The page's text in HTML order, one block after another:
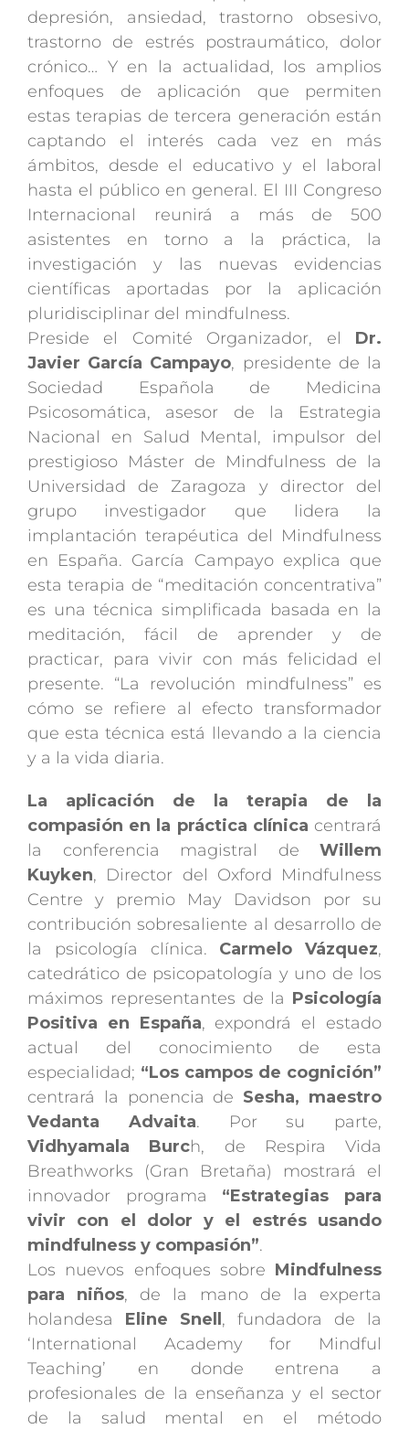
depresión, ansiedad, trastorno obsesivo,
trastorno de estrés postraumático, dolor
crónico… Y en la actualidad, los amplios
enfoques de aplicación que permiten
estas terapias de tercera generación están
captando el interés cada vez en más
ámbitos, desde el educativo y el laboral
hasta el público en general. El III Congreso
Internacional reunirá a más de 500
asistentes en torno a la práctica, la
investigación y las nuevas evidencias
científicas aportadas por la aplicación
pluridisciplinar del mindfulness.
Preside el Comité Organizador, el Dr.
Javier García Campayo, presidente de la
Sociedad Española de Medicina
Psicosomática, asesor de la Estrategia
Nacional en Salud Mental, impulsor del
prestigioso Máster de Mindfulness de la
Universidad de Zaragoza y director del
grupo investigador que lidera la
implantación terapéutica del Mindfulness
en España. García Campayo explica que
esta terapia de “meditación concentrativa”
es una técnica simplificada basada en la
meditación, fácil de aprender y de
practicar, para vivir con más felicidad el
presente. “La revolución mindfulness” es
cómo se refiere al efecto transformador
que esta técnica está llevando a la ciencia
y a la vida diaria.
La aplicación de la terapia de la
compasión en la práctica clínica centrará
la conferencia magistral de Willem
Kuyken, Director del Oxford Mindfulness
Centre y premio May Davidson por su
contribución sobresaliente al desarrollo de
la psicología clínica. Carmelo Vázquez,
catedrático de psicopatología y uno de los
máximos representantes de la Psicología
Positiva en España, expondrá el estado
actual del conocimiento de esta
especialidad; “Los campos de cognición”
centrará la ponencia de Sesha, maestro
Vedanta Advaita. Por su parte,
Vidhyamala Burch, de Respira Vida
Breathworks (Gran Bretaña) mostrará el
innovador programa “Estrategias para
vivir con el dolor y el estrés usando
mindfulness y compasión”.
Los nuevos enfoques sobre Mindfulness
para niños, de la mano de la experta
holandesa Eline Snell , fundadora de la
‘International Academy for Mindful
Teaching’ en donde entrena a
profesionales de la enseñanza y el sector
de la salud mental en el método